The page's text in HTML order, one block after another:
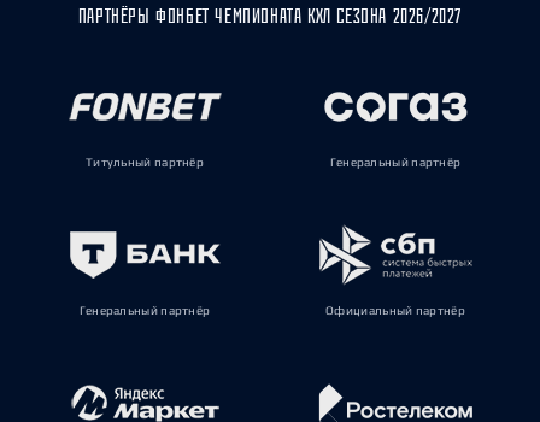
ПАРТНЁРЫ ФОНБЕТ ЧЕМПИОНАТА КХЛ СЕЗОНА 2026/2027
Титульный партнёр Генеральный партнёр
Генеральный партнёр Официальный партнёр